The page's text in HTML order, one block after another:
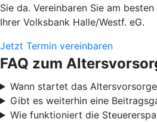
Sie da. Vereinbaren Sie am
Ihrer Volksbank Halle/Westf. eG.
Jetzt Termin vereinbaren
FAQ zum
Wann startet das
Gibt es weiterhin eine
Wie funktioniert die